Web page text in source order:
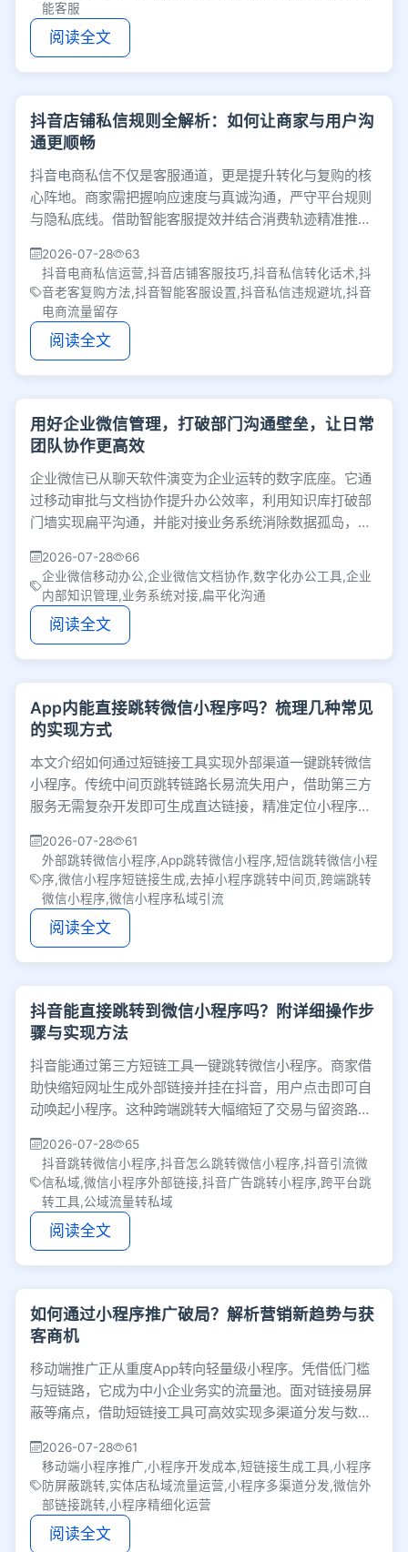
能客服
阅读全文
抖音店铺私信规则全解析：如何让商家与用户沟
通更顺畅
抖音电商私信不仅是客服通道，更是提升转化与复购的核
心阵地。商家需把握响应速度与真诚沟通，严守平台规则
与隐私底线。借助智能客服提效并结合消费轨迹精准推
2026-07-28
63
抖音电商私信运营,抖音店铺客服技巧,抖音私信转化话术,抖
音老客复购方法,抖音智能客服设置,抖音私信违规避坑,抖音
电商流量留存
阅读全文
用好企业微信管理，打破部门沟通壁垒，让日常
团队协作更高效
企业微信已从聊天软件演变为企业运转的数字底座。它通
过移动审批与文档协作提升办公效率，利用知识库打破部
门墙实现扁平沟通，并能对接业务系统消除数据孤岛，是
2026-07-28
66
企业微信移动办公,企业微信文档协作,数字化办公工具,企业
内部知识管理,业务系统对接,扁平化沟通
阅读全文
App内能直接跳转微信小程序吗？梳理几种常见
的实现方式
本文介绍如何通过短链接工具实现外部渠道一键跳转微信
小程序。传统中间页跳转链路长易流失用户，借助第三方
服务无需复杂开发即可生成直达链接，精准定位小程序指
2026-07-28
61
外部跳转微信小程序,App跳转微信小程序,短信跳转微信小程
序,微信小程序短链接生成,去掉小程序跳转中间页,跨端跳转
微信小程序,微信小程序私域引流
阅读全文
抖音能直接跳转到微信小程序吗？附详细操作步
骤与实现方法
抖音能通过第三方短链工具一键跳转微信小程序。商家借
助快缩短网址生成外部链接并挂在抖音，用户点击即可自
动唤起小程序。这种跨端跳转大幅缩短了交易与留资路
2026-07-28
65
抖音跳转微信小程序,抖音怎么跳转微信小程序,抖音引流微
信私域,微信小程序外部链接,抖音广告跳转小程序,跨平台跳
转工具,公域流量转私域
阅读全文
如何通过小程序推广破局？解析营销新趋势与获
客商机
移动端推广正从重度App转向轻量级小程序。凭借低门槛
与短链路，它成为中小企业务实的流量池。面对链接易屏
蔽等痛点，借助短链接工具可高效实现多渠道分发与数据
2026-07-28
61
移动端小程序推广,小程序开发成本,短链接生成工具,小程序
防屏蔽跳转,实体店私域流量运营,小程序多渠道分发,微信外
部链接跳转,小程序精细化运营
阅读全文